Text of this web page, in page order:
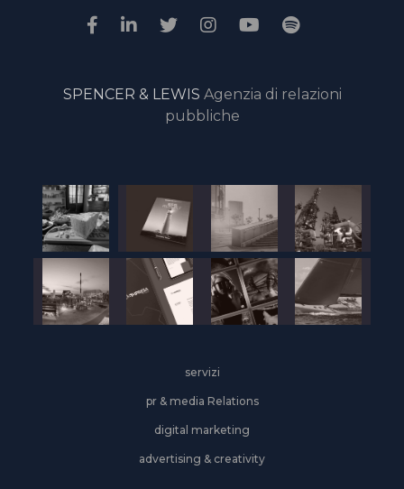
della
giuria
online
SPENCER & LEWIS Agenzia di relazioni
pubbliche
servizi
pr & media Relations
digital marketing
advertising & creativity